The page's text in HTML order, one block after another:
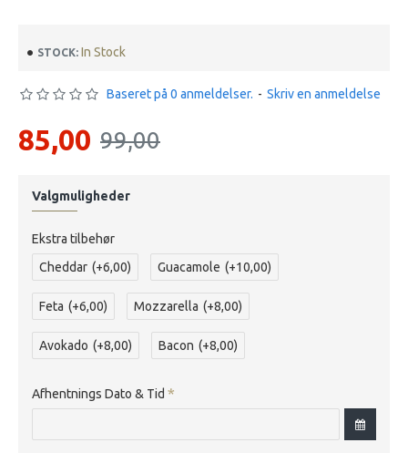
STOCK: In Stock
Baseret på 0 anmeldelser. - Skriv en anmeldelse
85,00 99,00
Valgmuligheder
Ekstra tilbehør
Cheddar (+6,00) Guacamole (+10,00)
Feta (+6,00) Mozzarella (+8,00)
Avokado (+8,00) Bacon (+8,00)
Afhentnings Dato & Tid